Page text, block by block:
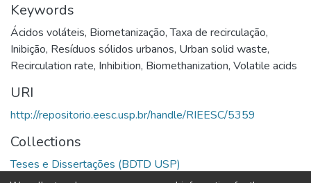
Keywords
Ácidos voláteis, Biometanização,Taxa de recirculação,
Inibição, Resíduos sólidos urbanos, Urban solid waste,
Recirculation rate, Inhibition, Biomethanization, Volatile acids
URI
http://repositorio.eesc.usp.br/handle/RIEESC/5359
Collections
Teses e Dissertações (BDTD USP)